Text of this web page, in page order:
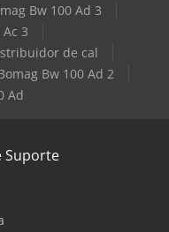
Bw 100 Ad 3
3
de cal
Bw 100 Ad 2
Ad
Suporte